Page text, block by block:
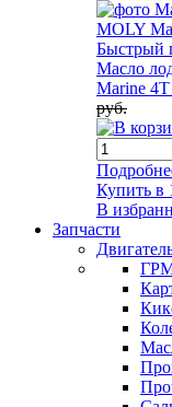
Быстрый
Масло
Marine
руб.
Купить в
В
Запчасти